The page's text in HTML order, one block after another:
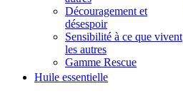
Découragement et
désespoir
Sensibilité à ce que vivent
les autres
Gamme Rescue
Huile essentielle